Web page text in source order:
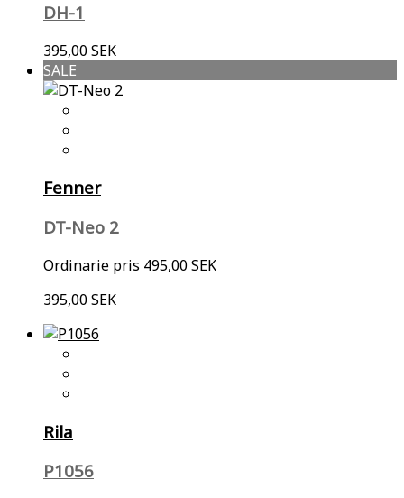
DH-1
395,00 SEK
SALE
Fenner
DT-Neo 2
Ordinarie pris 495,00 SEK
395,00 SEK
Rila
P1056